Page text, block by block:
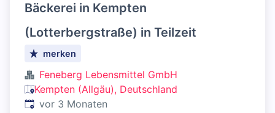
Bäckerei in Kempten
(Lotterbergstraße) in Teilzeit
merken
Feneberg Lebensmittel GmbH
Kempten (Allgäu), Deutschland
Veröffentlicht:
vor 3 Monaten